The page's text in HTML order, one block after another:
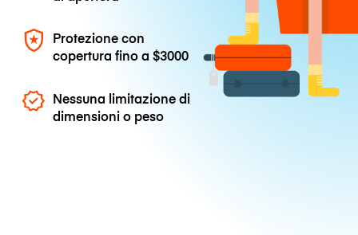
Protezione con
copertura fino a$3000
Nessuna limitazione di
dimensioni o peso